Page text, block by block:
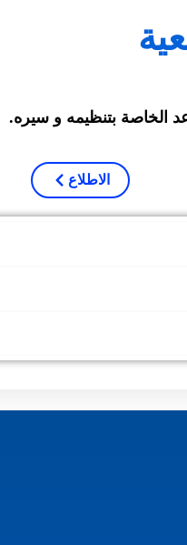
الخاصة بتنظيمه و سيره.
الاطلاع